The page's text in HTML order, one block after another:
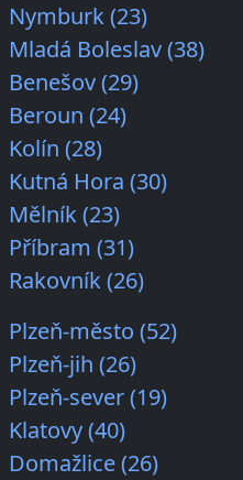
Nymburk (23)
Mladá Boleslav (38)
Benešov (29)
Beroun (24)
Kolín (28)
Kutná Hora (30)
Mělník (23)
Příbram (31)
Rakovník (26)
Plzeň-město (52)
Plzeň-jih (26)
Plzeň-sever (19)
Klatovy (40)
Domažlice (26)